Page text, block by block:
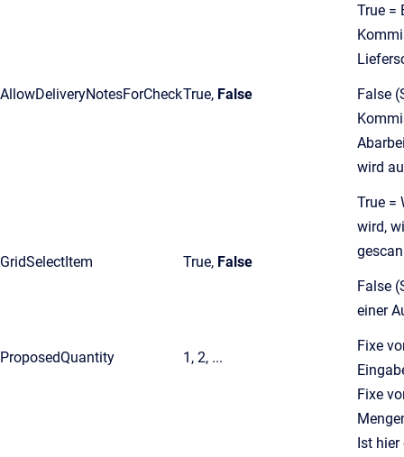
AllowDeliveryNotesForCheckTrue, False
True =
False
wird
GridSelectItem True, False
True =
wird,
False
einer
ProposedQuantity 1, 2, ...
Fixe
Fixe
Ist hier